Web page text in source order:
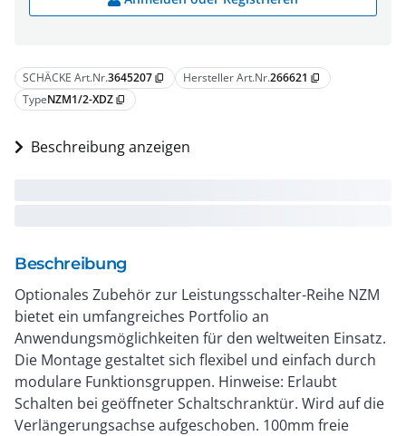
SCHÄCKE Art.Nr.3645207 content_copy Hersteller Art.Nr.266621 content_copy
TypeNZM1/2-XDZ content_copy
Beschreibung anzeigen
Beschreibung
Optionales Zubehör zur Leistungsschalter-Reihe NZM
bietet ein umfangreiches Portfolio an
Anwendungsmöglichkeiten für den weltweiten Einsatz.
Die Montage gestaltet sich flexibel und einfach durch
modulare Funktionsgruppen. Hinweise: Erlaubt
Schalten bei geöffneter Schaltschranktür. Wird auf die
Verlängerungsachse aufgeschoben. 100mm freie